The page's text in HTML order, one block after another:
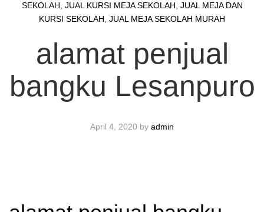
SEKOLAH JUAL KURSI MEJA SEKOLAH JUAL MEJA DAN
KURSI SEKOLAH JUAL MEJA SEKOLAH MURAH
alamat penjual
bangku Lesanpuro
April 4, 2020 by admin